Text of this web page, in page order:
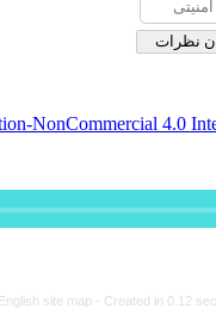
Commons
برگشت
Persian site map -